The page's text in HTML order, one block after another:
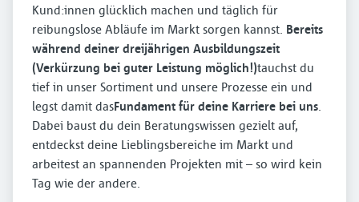
Kund:innen glücklich machen und täglich für
reibungslose Abläufe im Markt sorgen kannst. Bereits
während deiner dreijährigen Ausbildungszeit
(Verkürzung bei guter Leistung möglich!)tauchst du
tief in unser Sortiment und unsere Prozesse ein und
legst damit dasFundament für deine Karriere bei uns.
Dabei baust du dein Beratungswissen gezielt auf,
entdeckst deine Lieblingsbereiche im Markt und
arbeitest an spannenden Projekten mit – so wird kein
Tag wie der andere.